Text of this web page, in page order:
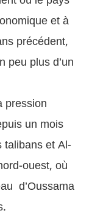
et à
précédent,
plus d’un
pression
un mois
et Al-
ouest, où
d’Oussama